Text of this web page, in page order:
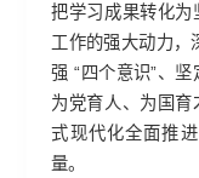
把学习成果转化为
工作的强大动力，
强 “四个意识”、坚
为党育人、为国育
式现代化全面推
量。